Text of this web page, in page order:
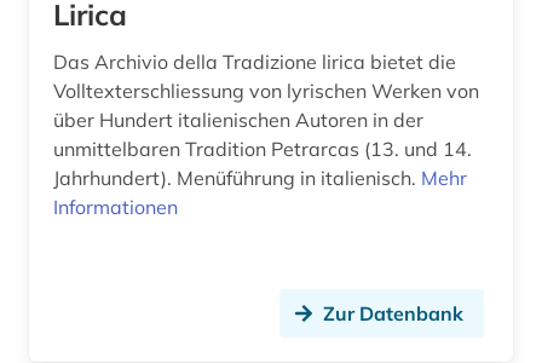
Lirica
Das Archivio della Tradizione lirica bietet die
Volltexterschliessung von lyrischen Werken von
über Hundert italienischen Autoren in der
unmittelbaren Tradition Petrarcas (13. und 14.
Jahrhundert). Menüführung in italienisch. Mehr
Informationen
Zur Datenbank